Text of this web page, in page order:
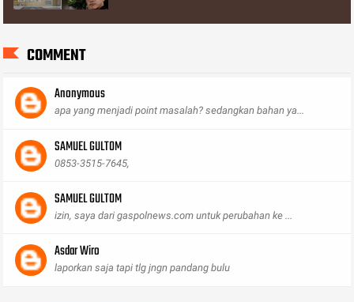
COMMENT
Anonymous
apa yang menjadi point masalah? sedangkan bahan ya...
SAMUEL GULTOM
0853-3515-7645,
SAMUEL GULTOM
izin, saya dari gaspolnews.com untuk perubahan ke ...
Asdar Wiro
laporkan saja tapi tlg jngn pandang bulu